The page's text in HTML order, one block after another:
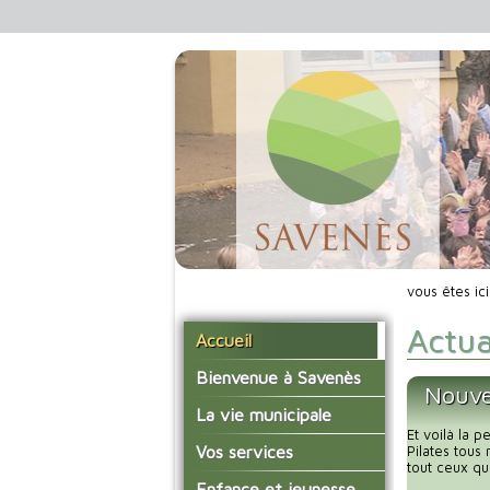
Accueil
Bienvenue à Savenès
Situer Savenès
Savenès en chiffre
L'histoire du village
La vie municipale
Vos élus
Les compte-rendus du
Vos services
La mairie
vous êtes
Et voilà la
Pilates tous
tout ceux